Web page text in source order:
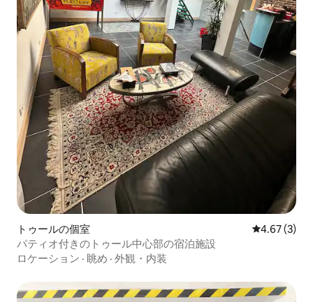
トゥールの個室 レビュー3
4.67 (3)
パティオ付きのトゥール中心部の宿泊施設
ロケーション · 眺め · 外観・内装